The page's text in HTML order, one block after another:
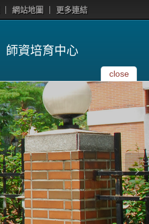
網站地圖 更多連結
師資培育中心
close